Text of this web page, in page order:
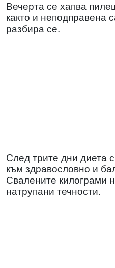
Вечерта се хапва
както и неподправена
разбира се.
След трите дни диета
към здравословно и
Свалените килограми
натрупани течности.